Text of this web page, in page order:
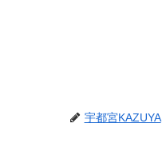
宇都宮KAZUYA